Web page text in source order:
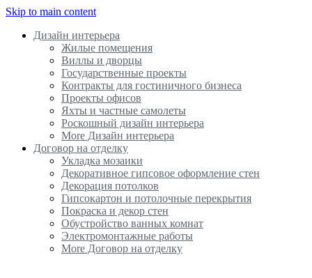
Skip to main content
Дизайн интерьера
Жилые помещения
Виллы и дворцы
Государственные проекты
Контракты для гостиничного бизнеса
Проекты офисов
Яхты и частные самолеты
Роскошный дизайн интерьера
More Дизайн интерьера
Договор на отделку
Укладка мозаики
Декоративное гипсовое оформление стен
Декорация потолков
Гипсокартон и потолочные перекрытия
Покраска и декор стен
Обустройство ванных комнат
Электромонтажные работы
More Договор на отделку